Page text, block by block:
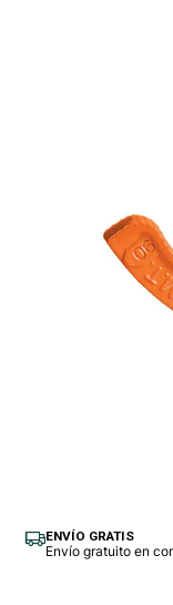
ENVÍO GRATIS
Envío gratuito en